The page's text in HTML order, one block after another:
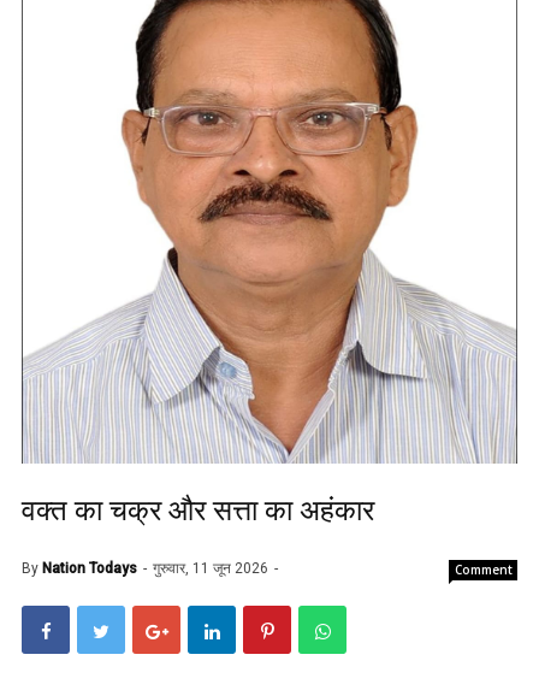
वक्त का चक्र और सत्ता का अहंकार
By Nation Todays गुरुवार, 11 जून 2026 Comment